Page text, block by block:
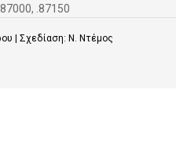
.87150
| Σχεδίαση: Ν. Ντέμος